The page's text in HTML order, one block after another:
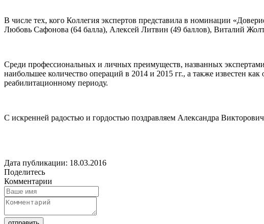
В числе тех, кого Коллегия экспертов представила в номинации
Любовь Сафонова (64 балла), Алексей Литвин (49 баллов), Виталий
Среди профессиональных и личных преимуществ, названных
наибольшее количество операций в 2014 и 2015 гг., а также известен
реабилитационному периоду.
С искренней радостью и гордостью поздравляем Александра
Дата публикации: 18.03.2016
Поделитесь
Комментарии